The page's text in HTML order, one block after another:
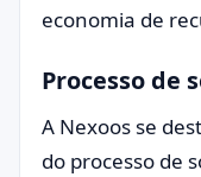
economia de
Processo de
A Nexoos se
do processo de